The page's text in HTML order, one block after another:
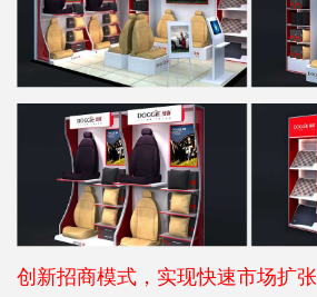
创新招商模式，实现快速市场扩张